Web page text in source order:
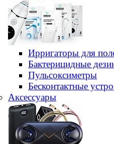
Ирригаторы для
Бактерицидные
Пульсоксиметры
Бесконтактные
Аксессуары